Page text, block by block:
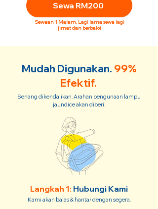
Sewa RM200
Sewaan 1 Malam. Lagi lama sewa lagi
jimat dan berbaloi
Mudah Digunakan. 99%
Efektif.
Senang dikendalikan. Arahan pengunaan lampu
jaundice akan diberi.
Langkah 1: Hubungi Kami
Kami akan balas & hantar dengan segera.